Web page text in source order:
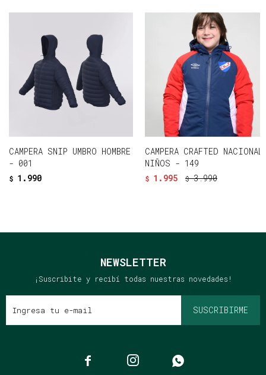
CAMPERA SNIP UMBRO HOMBRE
- 001
$ 1.990
CAMPERA CRAFTED NACIONAL
NIÑOS - 149
$ 1.995 $ 3.990
NEWSLETTER
¡Suscribite y recibí todas nuestras novedades!
SUSCRIBIRME
  